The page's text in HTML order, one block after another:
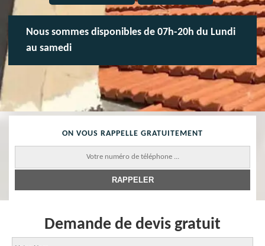
Nous sommes disponibles de 07h-20h du Lundi
au samedi
ON VOUS RAPPELLE GRATUITEMENT
Demande de devis gratuit